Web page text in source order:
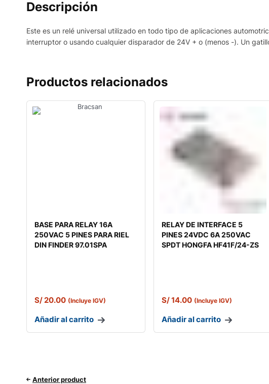
Descripción
Este es un relé universal utilizado en todo tipo de aplicaciones
interruptor o usando cualquier disparador de 24V + o (menos -). Un
Productos relacionados
BASE PARA RELAY 16A
250VAC 5 PINES PARA RIEL
DIN FINDER 97.01SPA
S/20.00 (Incluye IGV)
Añadir al carrito
RELAY DE INTERFACE 5
PINES 24VDC 6A 250VAC
SPDT HONGFA HF41F/24-ZS
S/14.00 (Incluye IGV)
Añadir al carrito
Anterior product